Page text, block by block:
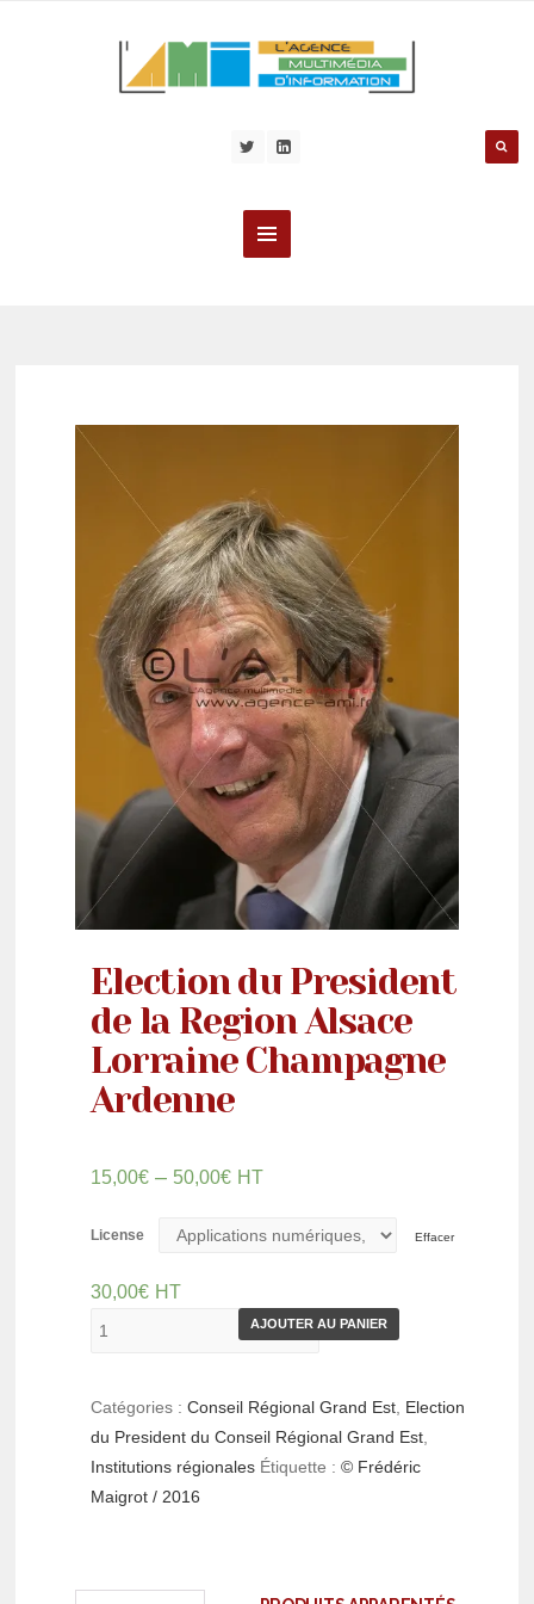
Election du President
de la Region Alsace
Lorraine Champagne
Ardenne
15,00€ – 50,00€ HT
License Effacer
30,00€ HT
AJOUTER AU PANIER
Catégories :Conseil Régional Grand Est Election
du President du Conseil Régional Grand Est
Institutions régionales Étiquette :© Frédéric
Maigrot / 2016